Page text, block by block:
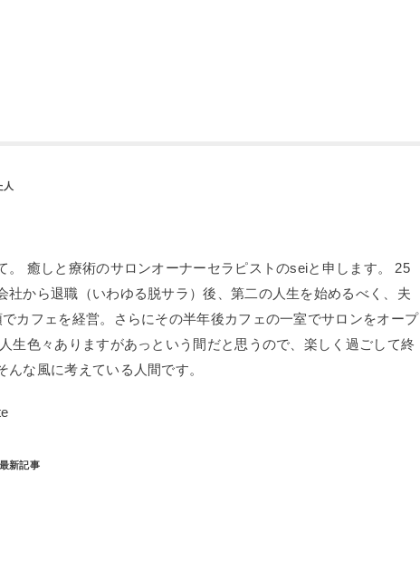
。 癒しと療術のサロンオーナーセラピストのseiと申します。 25
社から退職（いわゆる脱サラ）後、第二の人生を始めるべく、夫
カフェを経営。さらにその半年後カフェの一室でサロンをオープ
生色々ありますがあっという間だと思うので、楽しく過ごして終
んな風に考えている人間です。